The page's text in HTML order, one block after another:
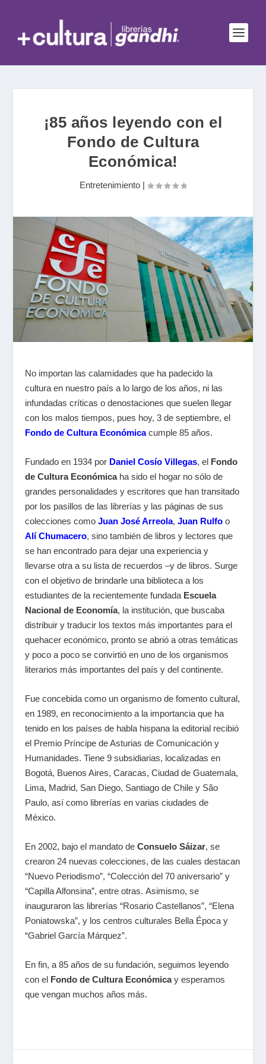
¡85 años leyendo con el
Fondo de Cultura
Económica!
Entretenimiento |
No importan las calamidades que ha padecido la
cultura en nuestro país a lo largo de los años, ni las
infundadas críticas o denostaciones que suelen llegar
con los malos tiempos, pues hoy, 3 de septiembre, el
Fondo de Cultura Económicacumple 85 años.
Fundado en 1934 por Daniel Cosío Villegas, el Fondo
de Cultura Económicaha sido el hogar no sólo de
grandes personalidades y escritores que han transitado
por los pasillos de las librerías y las páginas de sus
colecciones comoJuan José Arreola,Juan Rulfo o
Alí Chumacero, sino también de libros y lectores que
se han encontrado para dejar una experiencia y
llevarse otra a su lista de recuerdos –y de libros. Surge
con el objetivo de brindarle una biblioteca a los
estudiantes de la recientemente fundada Escuela
Nacional de Economía, la institución, que buscaba
distribuir y traducir los textos más importantes para el
quehacer económico, pronto se abrió a otras temáticas
y poco a poco se convirtió en uno de los organismos
literarios más importantes del país y del continente.
Fue concebida como un organismo de fomento cultural,
en 1989, en reconocimiento a la importancia que ha
tenido en los países de habla hispana la editorial recibió
el Premio Príncipe de Asturias de Comunicación y
Humanidades. Tiene 9 subsidiarias, localizadas en
Bogotá, Buenos Aires, Caracas, Ciudad de Guatemala,
Lima, Madrid, San Diego, Santiago de Chile y São
Paulo, así como librerías en varias ciudades de
México.
En 2002, bajo el mandato deConsuelo Sáizar, se
crearon 24 nuevas colecciones, de las cuales destacan
“Nuevo Periodismo”, “Colección del 70 aniversario” y
“Capilla Alfonsina”, entre otras. Asimismo, se
inauguraron las librerías “Rosario Castellanos”, “Elena
Poniatowska”, y los centros culturales Bella Época y
“Gabriel García Márquez”.
En fin, a 85 años de su fundación, seguimos leyendo
con el Fondo de Cultura Económicay esperamos
que vengan muchos años más.